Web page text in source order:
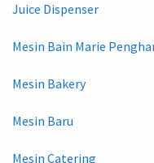
Juice Dispenser
Mesin Bain Marie
Mesin Bakery
Mesin Baru
Mesin Catering